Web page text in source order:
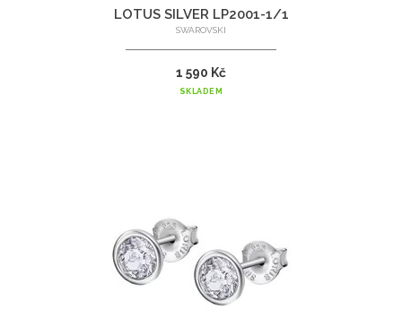
LOTUS SILVER LP2001-1/1
SWAROVSKI
1 590 Kč
SKLADEM